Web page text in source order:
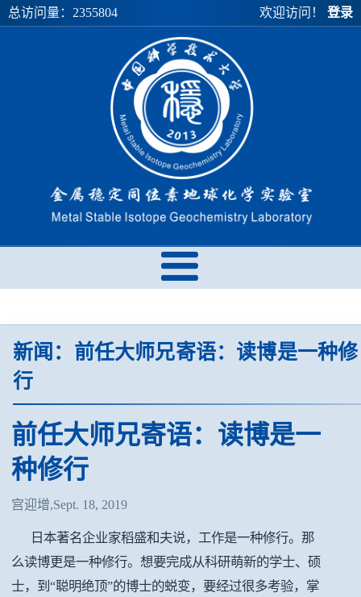
总访问量： 2355804 欢迎访问！ 登录
新闻：前任大师兄寄语：读博是一种修
行
前任大师兄寄语：读博是一
种修行
宫迎增,Sept. 18, 2019
日本著名企业家稻盛和夫说，工作是一种修行。那
么读博更是一种修行。想要完成从科研萌新的学士、硕
士，到“聪明绝顶”的博士的蜕变，要经过很多考验，掌